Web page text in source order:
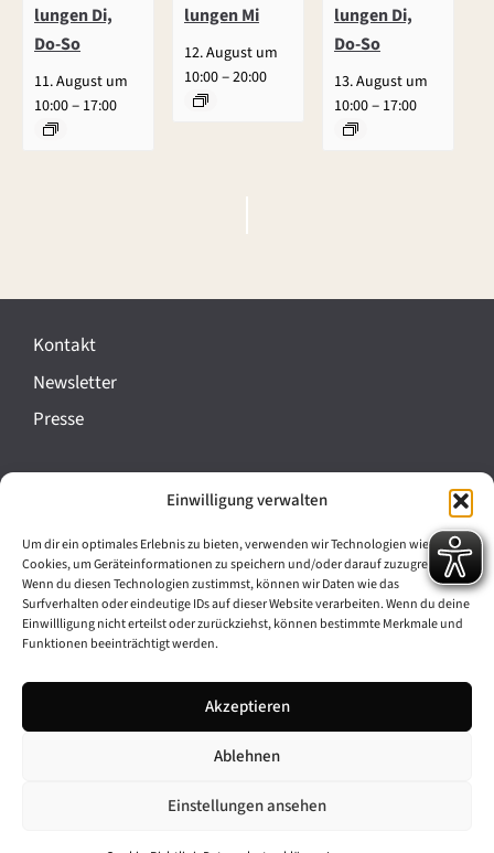
Einwilligung verwalten
Um dir ein optimales Erlebnis zu bieten, verwenden wir Technologien wie
Cookies, um Geräteinformationen zu speichern und/oder darauf zuzugreifen.
Wenn du diesen Technologien zustimmst, können wir Daten wie das
Surfverhalten oder eindeutige IDs auf dieser Website verarbeiten. Wenn du deine
Einwillligung nicht erteilst oder zurückziehst, können bestimmte Merkmale und
Funktionen beeinträchtigt werden.
Akzeptieren
Ablehnen
Einstellungen ansehen
lungen Di,
Do-So
11. August um
10:00– 17:00
lungen Mi
12. August um
10:00–20:00
lungen Di,
Do-So
13. August um
10:00– 17:00
e
a
n
t
l
t
u
g
-
Kontakt
Newsletter
Presse
Cookie-Richtlinie (EU)
Barrierefreiheit